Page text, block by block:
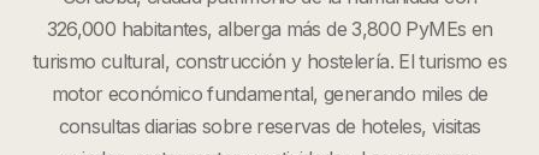
326,000 habitantes, alberga más de 3,800 PyMEs en
turismo cultural, construcción y hostelería. El turismo es
motor económico fundamental, generando miles de
consultas diarias sobre reservas de hoteles, visitas